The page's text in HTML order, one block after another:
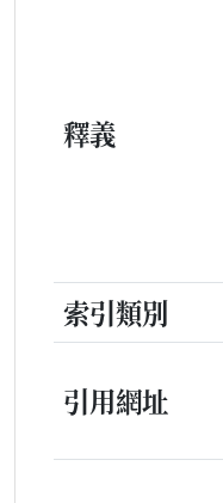
釋義
索引類別
引用網址